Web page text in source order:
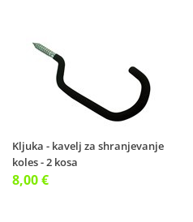
Kljuka - kavelj za shranjevanje
koles - 2 kosa
8,00 €